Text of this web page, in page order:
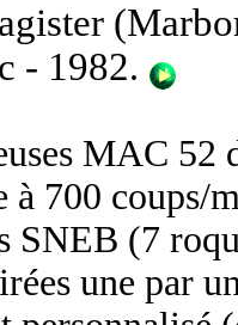
- 1982.
MAC 52
à 700 coups/
SNEB (7
une par